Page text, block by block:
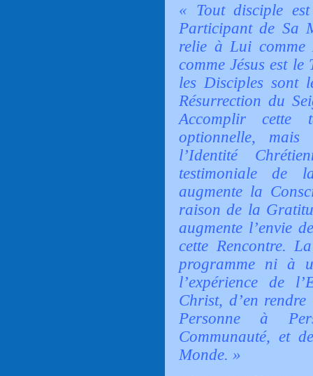
« Tout disciple
Participant de Sa
relie à Lui comme
comme Jésus est
les Disciples sont
Résurrection du
Accomplir cette
optionnelle,
l’Identité
testimoniale de
augmente la
raison de la
augmente l’envie
cette Rencontre.
programme ni à
l’expérience de
Christ, d’en
Personne à
Communauté, et
Monde. »